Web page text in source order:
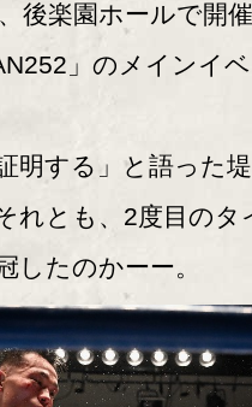
後楽園ホールで開
」のメインイ
明する」と語った
れとも、2度目のタ
したのかーー。